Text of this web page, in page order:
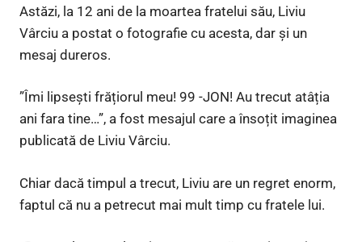
Astăzi, la 12 ani de la moartea fratelui său, Liviu
Vârciu a postat o fotografie cu acesta, dar și un
mesaj dureros.
”Îmi lipsești frățiorul meu! 99 -JON! Au trecut atâția
ani fara tine…”, a fost mesajul care a însoțit imaginea
publicată de Liviu Vârciu.
Chiar dacă timpul a trecut, Liviu are un regret enorm,
faptul că nu a petrecut mai mult timp cu fratele lui.